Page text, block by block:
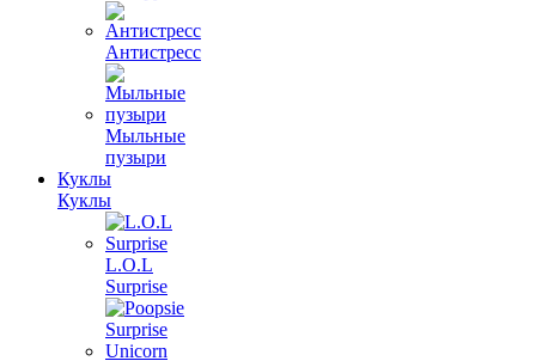
Антистресс
Мыльные
пузыри
Куклы
Куклы
L.O.L
Surprise